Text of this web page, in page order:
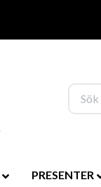
PRESENTER